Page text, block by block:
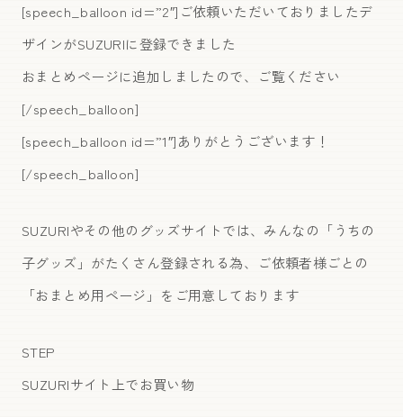
[speech_balloon id=”2″]ご依頼いただいておりましたデ
ザインがSUZURIに登録できました
おまとめページに追加しましたので、ご覧ください
[/speech_balloon]
[speech_balloon id=”1″]ありがとうございます！
[/speech_balloon]
SUZURIやその他のグッズサイトでは、みんなの「うちの
子グッズ」がたくさん登録される為、ご依頼者様ごとの
「おまとめ用ページ」をご用意しております
STEP
SUZURIサイト上でお買い物